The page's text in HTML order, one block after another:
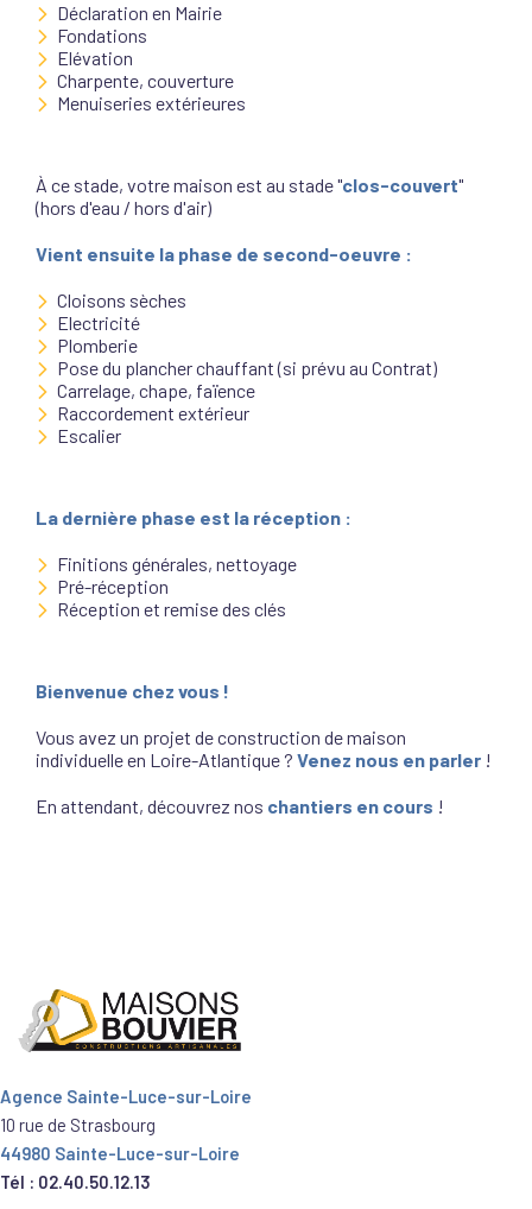
Déclaration en Mairie
Fondations
Elévation
Charpente, couverture
Menuiseries extérieures
À ce stade, votre maison est au stade "clos-couvert"
(hors d'eau / hors d'air)
Vient ensuite la phase de second-oeuvre :
Cloisons sèches
Electricité
Plomberie
Pose du plancher chauffant (si prévu au Contrat)
Carrelage, chape, faïence
Raccordement extérieur
Escalier
La dernière phase est la réception :
Finitions générales, nettoyage
Pré-réception
Réception et remise des clés
Bienvenue chez vous !
Vous avez un projet de construction de maison
individuelle en Loire-Atlantique ? Venez nous en parler !
En attendant, découvrez nos chantiers en cours !
Agence Sainte-Luce-sur-Loire
10 rue de Strasbourg
44980 Sainte-Luce-sur-Loire
Tél : 02.40.50.12.13